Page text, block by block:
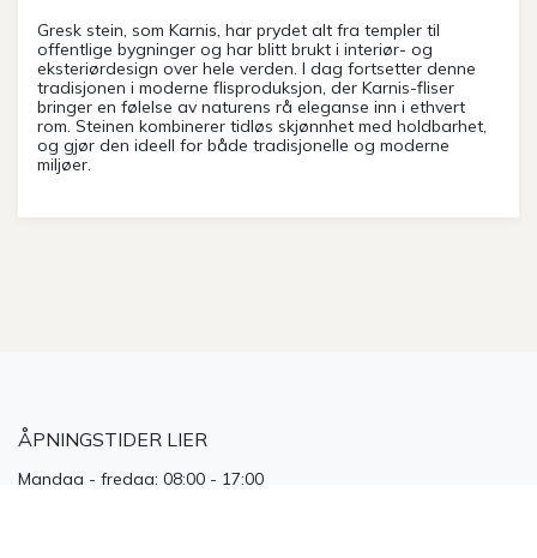
Gresk stein, som Karnis, har prydet alt fra templer til
offentlige bygninger og har blitt brukt i interiør- og
eksteriørdesign over hele verden. I dag fortsetter denne
tradisjonen i moderne flisproduksjon, der Karnis-fliser
bringer en følelse av naturens rå eleganse inn i ethvert
rom. Steinen kombinerer tidløs skjønnhet med holdbarhet,
og gjør den ideell for både tradisjonelle og moderne
miljøer.
ÅPNINGSTIDER LIER
Mandag - fredag: 08:00 - 17:00